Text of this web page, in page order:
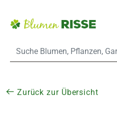
Zurück zur Übersicht